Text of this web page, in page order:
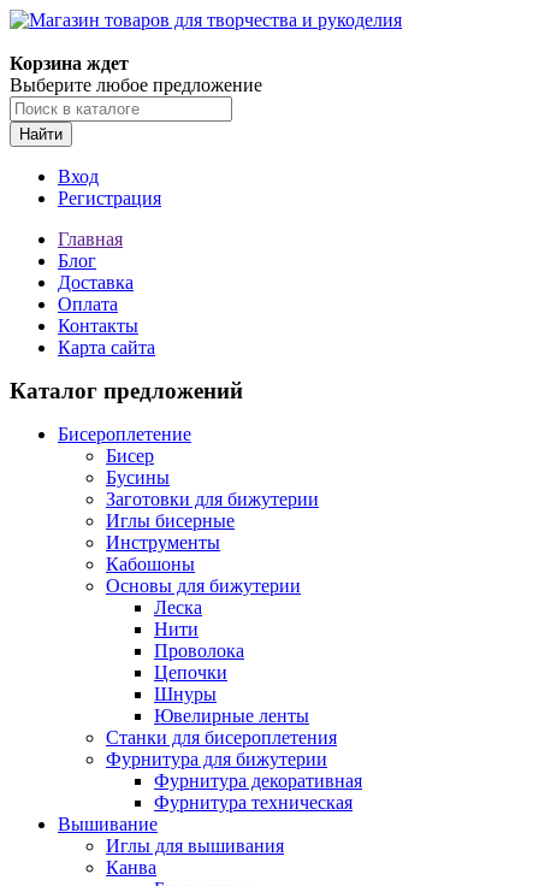
Корзина ждет
Выберите любое предложение
Найти
Вход
Регистрация
Главная
Блог
Доставка
Оплата
Контакты
Карта сайта
Каталог предложений
Бисероплетение
Бисер
Бусины
Заготовки для бижутерии
Иглы бисерные
Инструменты
Кабошоны
Основы для бижутерии
Леска
Нити
Проволока
Цепочки
Шнуры
Ювелирные ленты
Станки для бисероплетения
Фурнитура для бижутерии
Фурнитура декоративная
Фурнитура техническая
Вышивание
Иглы для вышивания
Канва